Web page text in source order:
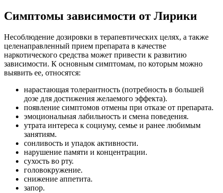
Симптомы зависимости от Лирики
Несоблюдение дозировки в терапевтических целях, а также
целенаправленный прием препарата в качестве
наркотического средства может привести к развитию
зависимости. К основным симптомам, по которым можно
выявить ее, относятся:
нарастающая толерантность (потребность в большей
дозе для достижения желаемого эффекта).
появление симптомов отмены при отказе от препарата.
эмоциональная лабильность и смена поведения.
утрата интереса к социуму, семье и ранее любимым
занятиям.
сонливость и упадок активности.
нарушение памяти и концентрации.
сухость во рту.
головокружение.
снижение аппетита.
запор.